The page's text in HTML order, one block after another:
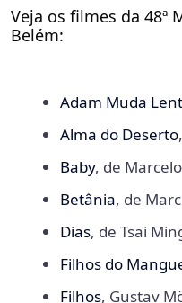
Veja os filmes da 48ª
Belém:
Adam Muda
Alma do Deserto
Baby, de
Betânia, de
Dias, de Tsai
Filhos do
Filhos, Gustav